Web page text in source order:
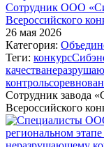
Сотрудник ООО
Всероссийского
26 мая 2026
Категория:
Теги: конкурс
качества
контроль
Сотрудник завода
Всероссийского